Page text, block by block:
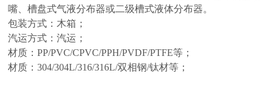
嘴、槽盘式气液分布器或二级槽式液体分布器。
包装方式：木箱；
汽运方式：汽运；
材质：PP/PVC/CPVC/PPH/PVDF/PTFE等；
材质：304/304L/316/316L/双相钢/钛材等；